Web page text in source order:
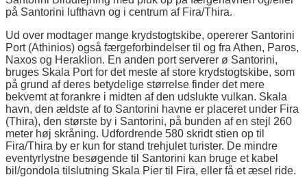
på Santorini lufthavn og i centrum af Fira/Thira.
Ud over modtager mange krydstogtskibe, opererer Santorini
Port (Athinios) også færgeforbindelser til og fra Athen, Paros,
Naxos og Heraklion. En anden port serverer ø Santorini,
bruges Skala Port for det meste af store krydstogtskibe, som
på grund af deres betydelige størrelse finder det mere
bekvemt at forankre i midten af den udslukte vulkan. Skala
havn, den ældste af to Santorini havne er placeret under Fira
(Thira), den største by i Santorini, på bunden af en stejl 260
meter høj skråning. Udfordrende 580 skridt stien op til
Fira/Thira by er kun for stand trehjulet turister. De mindre
eventyrlystne besøgende til Santorini kan bruge et kabel
bil/gondola tilslutning Skala Pier til Fira, eller få et æsel ride.